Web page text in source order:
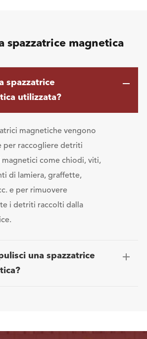
spazzatrice magnetica
spazzatrice
utilizzata?
magnetiche vengono
per raccogliere detriti
magnetici come chiodi, viti,
di lamiera, graffette,
e per rimuovere
i detriti raccolti dalla
una spazzatrice